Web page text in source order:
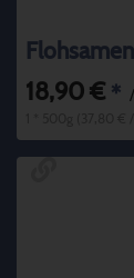
18,90 € *